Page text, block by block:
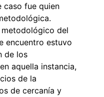
caso fue quien
metodológico del
encuentro estuvo
de los
aquella instancia,
de la
de cercanía y